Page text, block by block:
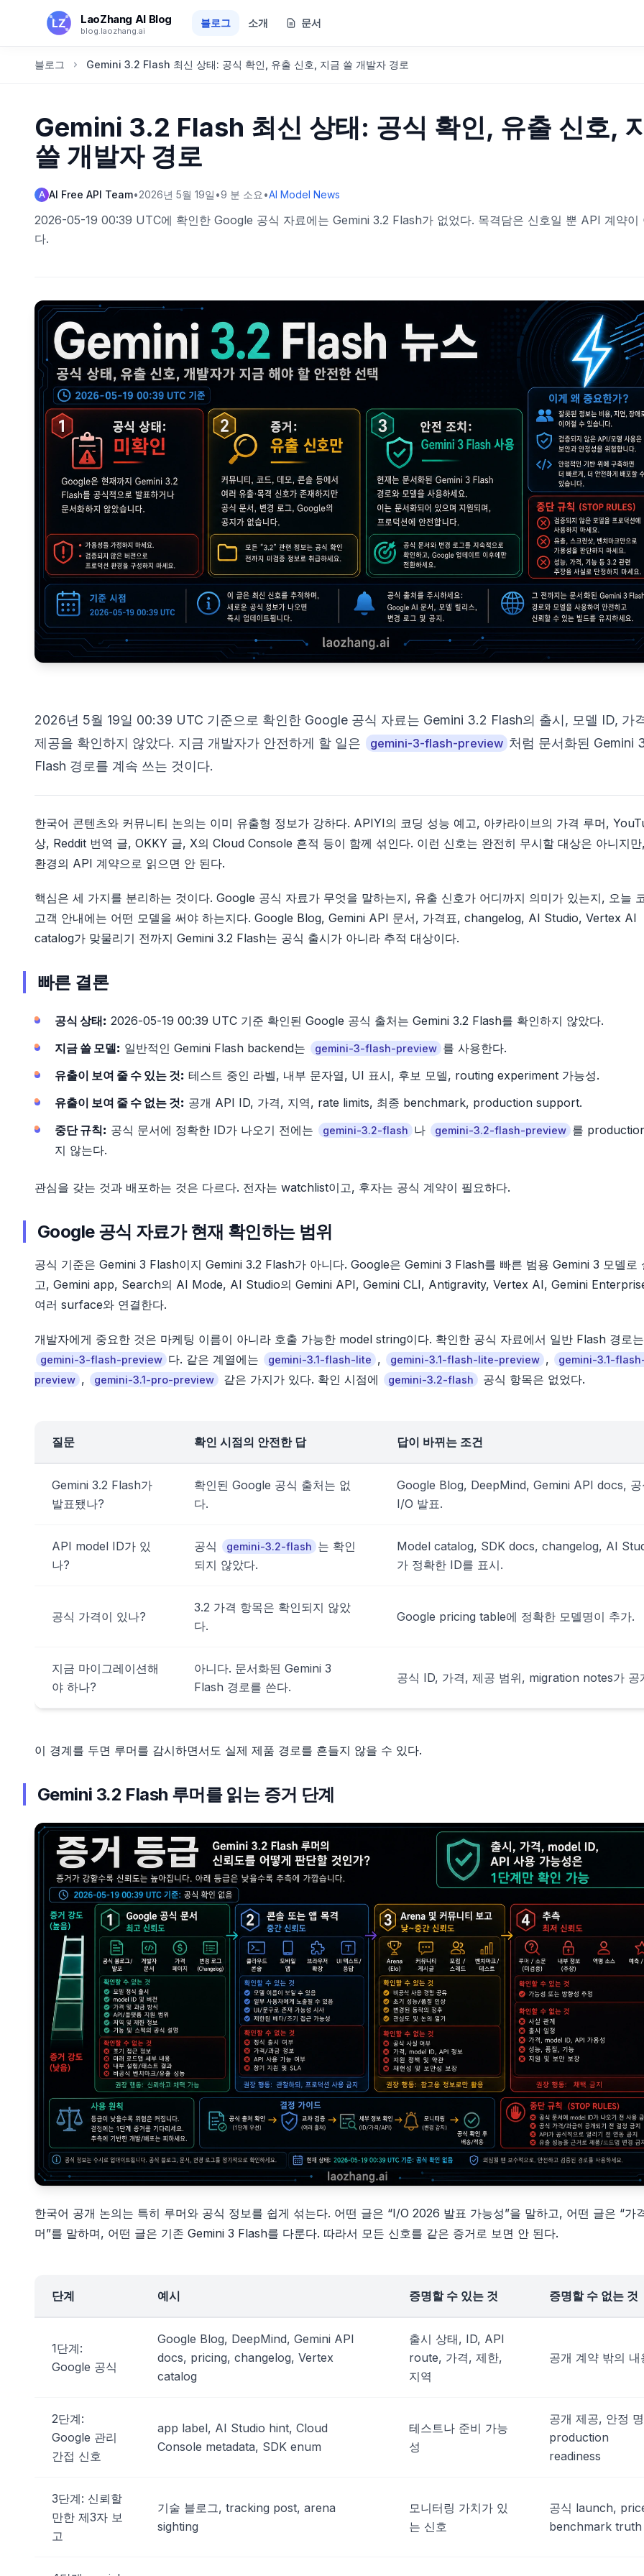
본문으로 건너뛰기
LaoZhang AI Blog
blog.laozhang.ai
블로그 소개 문서
블로그 Gemini 3.2 Flash 최신 상태: 공식 확인, 유출 신호, 지금 쓸 개발자 경로
Gemini 3.2 Flash 최신 상태: 공식 확인, 유출 신호,
쓸 개발자 경로
A AI Free API Team•2026년 5월 19일 •9 분 소요 •AI Model News
2026-05-19 00:39 UTC에 확인한 Google 공식 자료에는 Gemini 3.2 Flash가 없었다. 목격담은 신호일 뿐 API 계약이
다.
2026년 5월 19일 00:39 UTC 기준으로 확인한 Google 공식 자료는 Gemini 3.2 Flash의 출시, 모델 ID, 가
제공을 확인하지 않았다. 지금 개발자가 안전하게 할 일은
gemini-3-flash-preview 처럼 문서화된 Gemini
Flash 경로를 계속 쓰는 것이다.
한국어 콘텐츠와 커뮤니티 논의는 이미 유출형 정보가 강하다. APIYI의 코딩 성능 예고, 아카라이브의 가격 루머,
상, Reddit 번역 글, OKKY 글, X의 Cloud Console 흔적 등이 함께 섞인다. 이런 신호는 완전히 무시할 대상은 아니지
환경의 API 계약으로 읽으면 안 된다.
핵심은 세 가지를 분리하는 것이다. Google 공식 자료가 무엇을 말하는지, 유출 신호가 어디까지 의미가 있는지, 오늘
고객 안내에는 어떤 모델을 써야 하는지다. Google Blog, Gemini API 문서, 가격표, changelog, AI Studio, Vertex AI
catalog가 맞물리기 전까지 Gemini 3.2 Flash는 공식 출시가 아니라 추적 대상이다.
빠른 결론
공식 상태: 2026-05-19 00:39 UTC 기준 확인된 Google 공식 출처는 Gemini 3.2 Flash를 확인하지 않았다.
지금 쓸 모델: 일반적인 Gemini Flash backend는 gemini-3-flash-preview 를 사용한다.
유출이 보여 줄 수 있는 것: 테스트 중인 라벨, 내부 문자열, UI 표시, 후보 모델, routing experiment 가능성.
유출이 보여 줄 수 없는 것: 공개 API ID, 가격, 지역, rate limits, 최종 benchmark, production support.
중단 규칙: 공식 문서에 정확한 ID가 나오기 전에는 gemini-3.2-flash 나 gemini-3.2-flash-preview 를
지 않는다.
관심을 갖는 것과 배포하는 것은 다르다. 전자는 watchlist이고, 후자는 공식 계약이 필요하다.
Google 공식 자료가 현재 확인하는 범위
공식 기준은 Gemini 3 Flash이지 Gemini 3.2 Flash가 아니다. Google은 Gemini 3 Flash를 빠른 범용 Gemini 3 모델로
고, Gemini app, Search의 AI Mode, AI Studio의 Gemini API, Gemini CLI, Antigravity, Vertex AI, Gemini
여러 surface와 연결한다.
개발자에게 중요한 것은 마케팅 이름이 아니라 호출 가능한 model string이다. 확인한 공식 자료에서 일반 Flash 경로는
gemini-3-flash-preview 다. 같은 계열에는 gemini-3.1-flash-lite , gemini-3.1-flash-lite-preview ,
gemini-3.1-
preview , gemini-3.1-pro-preview 같은 가지가 있다. 확인 시점에 gemini-3.2-flash 공식 항목은 없었다.
질문 확인 시점의 안전한 답 답이 바뀌는 조건
Gemini 3.2 Flash가
발표됐나?
확인된 Google 공식 출처는 없
다.
Google Blog, DeepMind, Gemini API docs, 공
I/O 발표.
API model ID가 있
나?
공식 gemini-3.2-flash 는 확인
되지 않았다.
Model catalog, SDK docs, changelog, AI
가 정확한 ID를 표시.
공식 가격이 있나?
3.2 가격 항목은 확인되지 않았
다.
Google pricing table에 정확한 모델명이 추가.
지금 마이그레이션해
야 하나?
아니다. 문서화된 Gemini 3
Flash 경로를 쓴다.
공식 ID, 가격, 제공 범위, migration notes가 공
이 경계를 두면 루머를 감시하면서도 실제 제품 경로를 흔들지 않을 수 있다.
Gemini 3.2 Flash 루머를 읽는 증거 단계
한국어 공개 논의는 특히 루머와 공식 정보를 쉽게 섞는다. 어떤 글은 “I/O 2026 발표 가능성”을 말하고, 어떤 글은 “가
머”를 말하며, 어떤 글은 기존 Gemini 3 Flash를 다룬다. 따라서 모든 신호를 같은 증거로 보면 안 된다.
단계 예시 증명할 수 있는 것 증명할 수 없는 것
1단계:
Google 공식
Google Blog, DeepMind, Gemini API
docs, pricing, changelog, Vertex
catalog
출시 상태, ID, API
route, 가격, 제한,
지역
공개 계약 밖의 내
2단계:
Google 관리
간접 신호
app label, AI Studio hint, Cloud
Console metadata, SDK enum
테스트나 준비 가능
성
공개 제공, 안정
production
readiness
3단계: 신뢰할
만한 제3자 보
고
기술 블로그, tracking post, arena
sighting
모니터링 가치가 있
는 신호
공식 launch,
benchmark truth